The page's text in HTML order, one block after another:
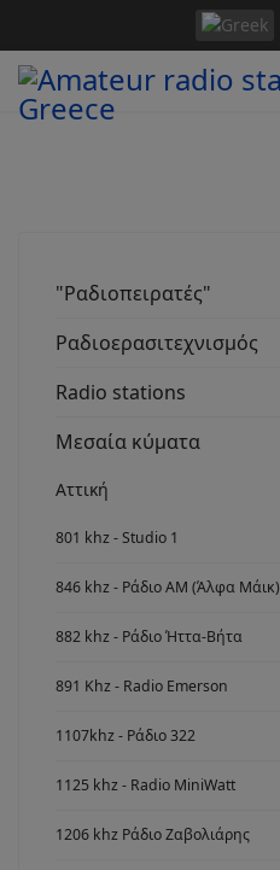
"Ραδιοπειρατές"
Ραδιοερασιτεχνισμός
Radio stations
Μεσαία κύματα
Αττική
801 khz - Studio 1
846 khz - Ράδιο ΑΜ (Άλφα Μάικ)
882 khz - Ράδιο Ήττα-Βήτα
891 Khz - Radio Emerson
1107khz - Ράδιο 322
1125 khz - Radio MiniWatt
1206 khz Ράδιο Ζαβολιάρης